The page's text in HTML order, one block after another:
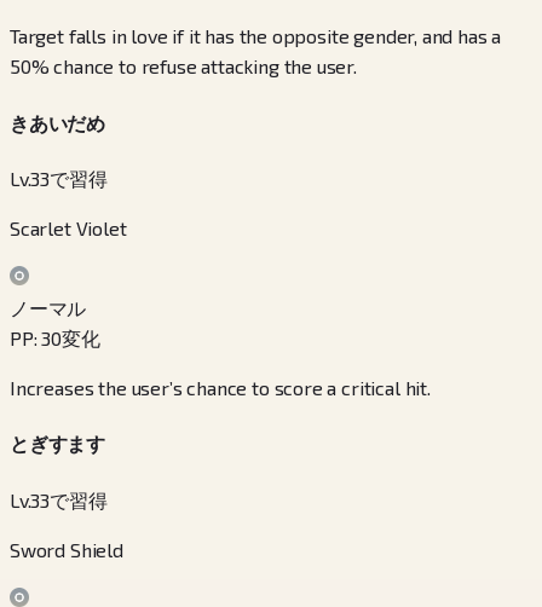
Target falls in love if it has the opposite gender, and has a
50% chance to refuse attacking the user.
きあいだめ
Lv.33で習得
Scarlet Violet
ノーマル
PP:30変化
Increases the user’s chance to score a critical hit.
とぎすます
Lv.33で習得
Sword Shield